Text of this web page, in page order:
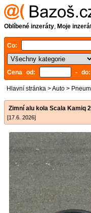
Oblíbené inzeráty, Moje
Co:
Cena od:
- do:
Hlavní stránka >Auto >
Zimní alu kola Scala Kamiq
[17.6. 2026]